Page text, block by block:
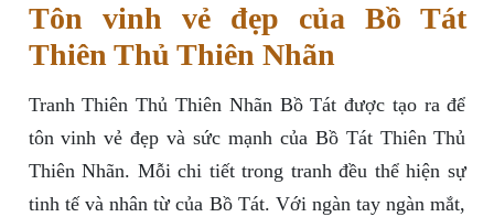
Tôn vinh vẻ đẹp của Bồ Tát
Thiên Thủ Thiên Nhãn
Tranh Thiên Thủ Thiên Nhãn Bồ Tát được tạo ra để
tôn vinh vẻ đẹp và sức mạnh của Bồ Tát Thiên Thủ
Thiên Nhãn. Mỗi chi tiết trong tranh đều thể hiện sự
tinh tế và nhân từ của Bồ Tát. Với ngàn tay ngàn mắt,